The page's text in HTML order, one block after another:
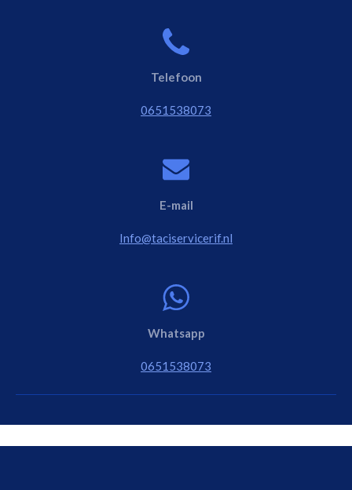
Telefoon
0651538073
E-mail
Info@taciservicerif.nl
Whatsapp
0651538073